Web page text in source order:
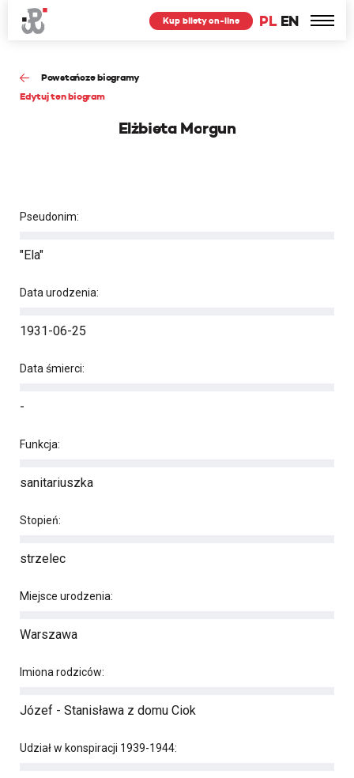
PL EN
Kup bilety on-line
Powstańcze biogramy
Edytuj ten biogram
Elżbieta Morgun
Pseudonim:
"Ela"
Data urodzenia:
1931-06-25
Data śmierci:
-
Funkcja:
sanitariuszka
Stopień:
strzelec
Miejsce urodzenia:
Warszawa
Imiona rodziców:
Józef - Stanisława z domu Ciok
Udział w konspiracji 1939-1944: